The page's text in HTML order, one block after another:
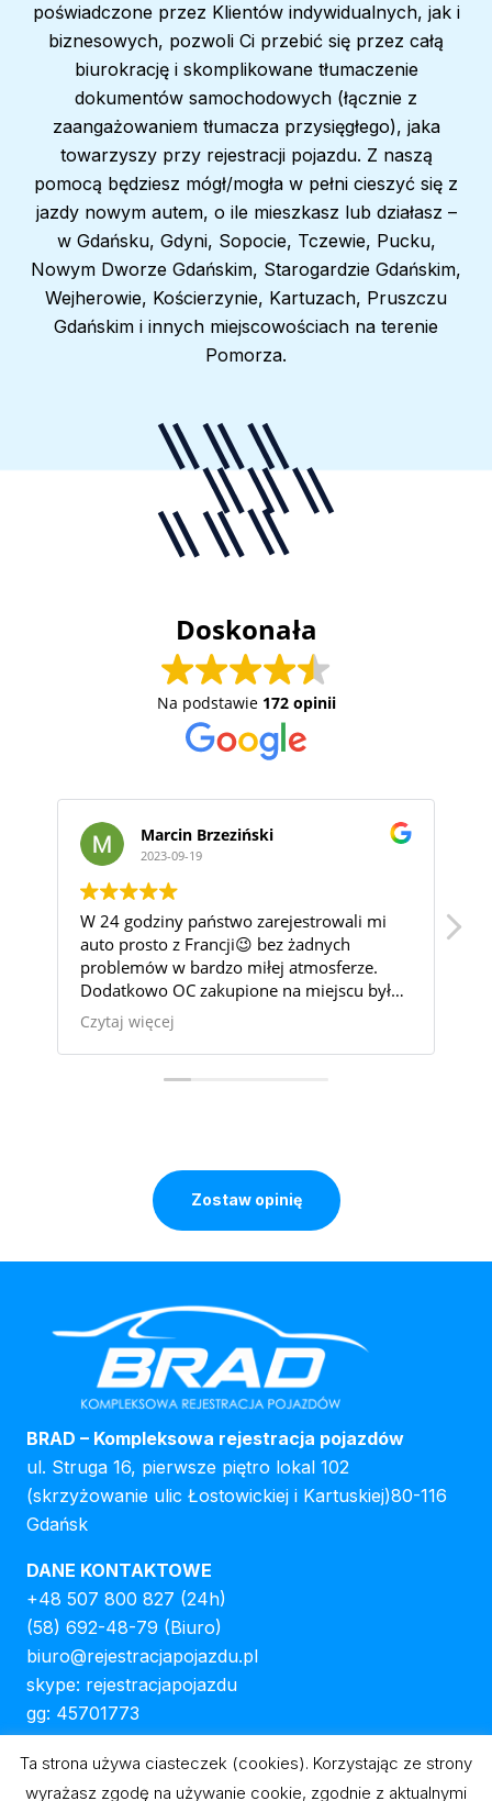
poświadczone przez Klientów indywidualnych, jak i
biznesowych, pozwoli Ci przebić się przez całą
biurokrację i skomplikowane tłumaczenie
dokumentów samochodowych (łącznie z
zaangażowaniem tłumacza przysięgłego), jaka
towarzyszy przy rejestracji pojazdu. Z naszą
pomocą będziesz mógł/mogła w pełni cieszyć się z
jazdy nowym autem, o ile mieszkasz lub działasz –
w Gdańsku, Gdyni, Sopocie, Tczewie, Pucku,
Nowym Dworze Gdańskim, Starogardzie Gdańskim,
Wejherowie, Kościerzynie, Kartuzach, Pruszczu
Gdańskim i innych miejscowościach na terenie
Pomorza.
Doskonała
Na podstawie 172 opinii
Marcin Brzeziński
2023-09-19
W 24 godziny państwo zarejestrowali mi
auto prosto z Francji😉 bez żadnych
problemów w bardzo miłej atmosferze.
Dodatkowo OC zakupione na miejscu było
jednym z najtańszych na rynku i z nie byle
jakiego ubezpieczyciela, polecam !
Czytaj więcej
Zostaw opinię
BRAD – Kompleksowa rejestracja pojazdów
ul. Struga 16, pierwsze piętro lokal 102
(skrzyżowanie ulic Łostowickiej i Kartuskiej)80-116
Gdańsk
DANE KONTAKTOWE
+48 507 800 827 (24h)
(58) 692-48-79 (Biuro)
biuro@rejestracjapojazdu.pl
skype: rejestracjapojazdu
gg: 45701773
GODZINY OTWARCIA
Od pon. do sob.: 8:00-18:00
Ta strona używa ciasteczek (cookies). Korzystając ze strony
wyrażasz zgodę na używanie cookie, zgodnie z aktualnymi